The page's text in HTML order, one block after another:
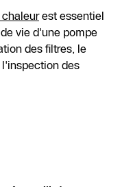
est essentiel
vie d'une pompe
des filtres, le
des